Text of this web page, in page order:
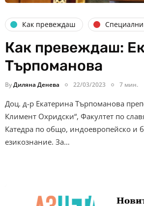
Как превеждаш Специални
Как превеждаш:
Търпоманова
ByДиляна Денева 22/03/2023 7 мин.
Доц. д-р Екатерина Търпоманова
Климент Охридски“, Факултет по
Катедра по общо, индоевропейско и
езикознание. За…